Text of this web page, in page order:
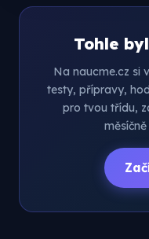
Tohle
Na naucme.cz si
testy, přípravy,
pro tvou třídu,